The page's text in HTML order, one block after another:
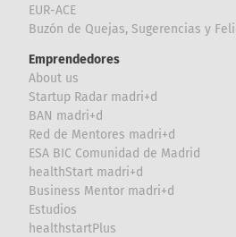
EUR-ACE
Buzón de Quejas, Sugerencias y
Emprendedores
About us
Startup Radar madri+d
BAN madri+d
Red de Mentores madri+d
ESA BIC Comunidad de Madrid
healthStart madri+d
Business Mentor madri+d
Estudios
healthstartPlus